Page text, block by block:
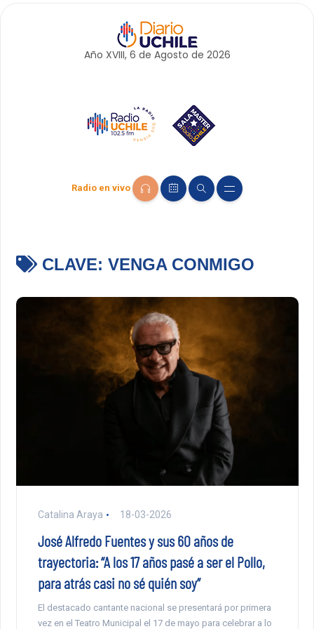
Año XVIII, 6 de Agosto de 2026
Radio en vivo
CLAVE: VENGA CONMIGO
Catalina Araya 18-03-2026
José Alfredo Fuentes y sus 60 años de
trayectoria: “A los 17 años pasé a ser el Pollo,
para atrás casi no sé quién soy”
El destacado cantante nacional se presentará por primera
vez en el Teatro Municipal el 17 de mayo para celebrar a lo